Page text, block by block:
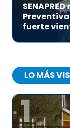
fuerte
LO MÁS
1